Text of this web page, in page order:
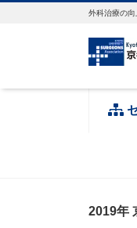
外科治療の
2019年